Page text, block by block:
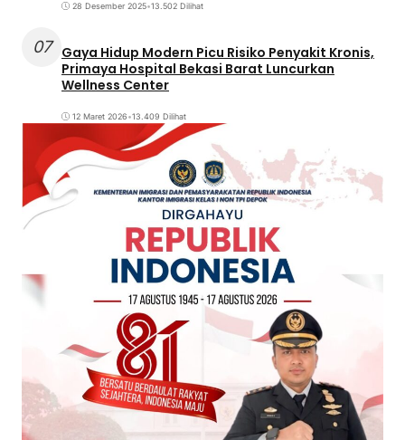
28 Desember 2025•13.502 Dilihat
07
Gaya Hidup Modern Picu Risiko Penyakit Kronis,
Primaya Hospital Bekasi Barat Luncurkan
Wellness Center
12 Maret 2026•13.409 Dilihat